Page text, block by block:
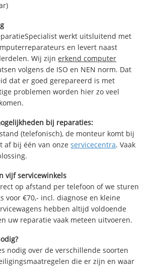
werkt uitsluitend met
en levert naast
Wij zijnerkend computer
volgens de ISO en NEN norm. Dat
dat er goed gerepareerd is met
problemen worden hier zo veel
bij reparaties:
(telefonisch), de monteur komt bij
af bij één van onzeservicecentra. Vaak
vijf servicewinkels
op afstand per telefoon of we sturen
voor €70,- incl. diagnose en kleine
hebben altijd voldoende
uw reparatie vaak meteen uitvoeren.
nodig over de verschillende soorten
die er zijn en waar